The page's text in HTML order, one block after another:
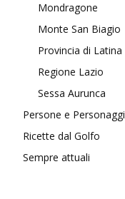
Mondragone
Monte San Biagio
Provincia di Latina
Regione Lazio
Sessa Aurunca
Persone e Personaggi
Ricette dal Golfo
Sempre attuali